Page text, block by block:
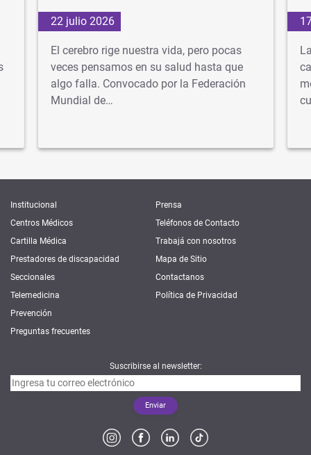
22 julio 2026
El cerebro rige nuestra vida, pero pocas
veces pensamos en su salud hasta que
algo falla. Convocado por la Federación
Mundial de…
Institucional
Centros Médicos
Cartilla Médica
Prestadores de discapacidad
Seccionales
Telemedicina
Prevención
Preguntas frecuentes
Prensa
Teléfonos de Contacto
Trabajá con nosotros
Mapa de Sitio
Contactanos
Política de Privacidad
Suscribirse al newsletter: